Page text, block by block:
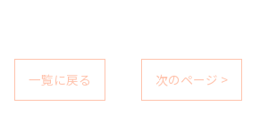
一覧に戻る 次のページ >